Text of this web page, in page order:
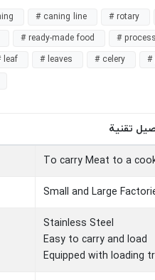
# caning line # rotary
# ready-made food #
leaf # leaves # celery #
تقنية
To carry Meat to a
Small and Large
Stainless Steel
Easy to carry and load
Equipped with loading